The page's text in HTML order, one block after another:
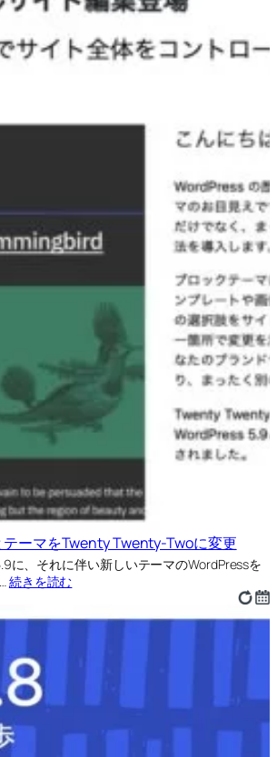
ーマをTwenty Twenty-Twoに変更
に、それに伴い新しいテーマのWordPressを
続きを読む